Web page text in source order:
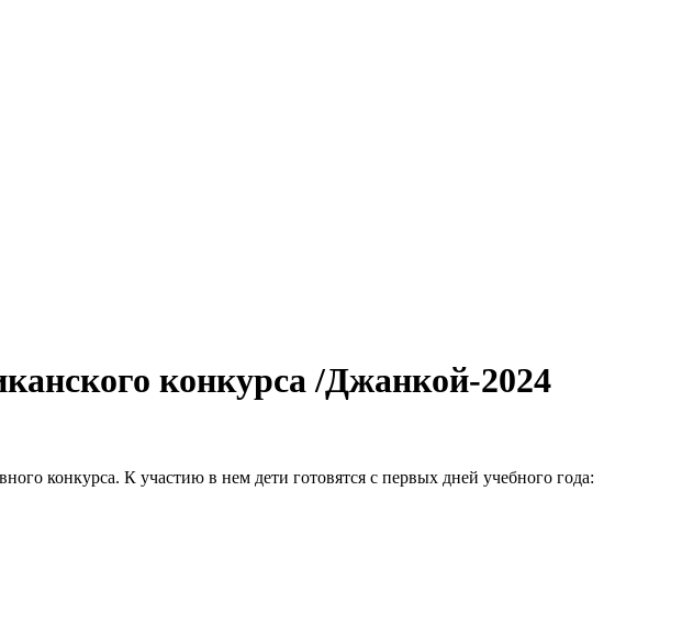
конкурса /Джанкой-2024
конкурса. К участию в нем дети готовятся с первых дней учебного года: